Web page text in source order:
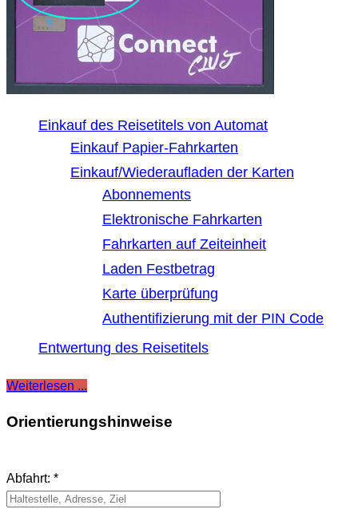
Einkauf des Reisetitels von Automat
Einkauf Papier-Fahrkarten
Einkauf/Wiederaufladen der Karten
Abonnements
Elektronische Fahrkarten
Fahrkarten auf Zeiteinheit
Laden Festbetrag
Karte überprüfung
Authentifizierung mit der PIN Code
Entwertung des Reisetitels
Weiterlesen ...
Orientierungshinweise
Abfahrt: *